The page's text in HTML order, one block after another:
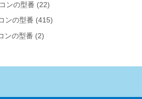
ンの型番 (22)
ンの型番 (415)
ンの型番 (2)